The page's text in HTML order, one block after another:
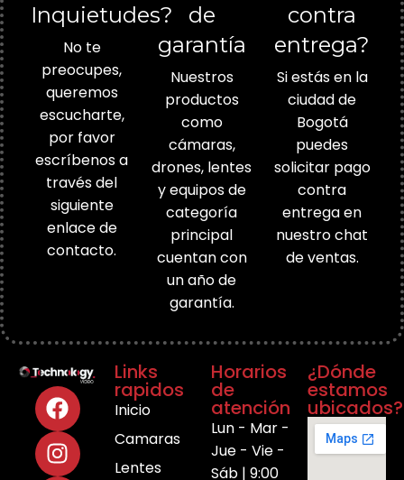
Inquietudes?
No te
preocupes,
queremos
escucharte,
por favor
escríbenos a
través del
siguiente
enlace de
contacto.
de
garantía
Nuestros
productos
como
cámaras,
drones, lentes
y equipos de
categoría
principal
cuentan con
un año de
garantía.
contra
entrega?
Si estás en la
ciudad de
Bogotá
puedes
solicitar pago
contra
entrega en
nuestro chat
de ventas.
Links
rapidos
Inicio
Camaras
Lentes
Horarios
de
atención
Lun - Mar -
Jue - Vie -
Sáb | 9:00
¿Dónde
estamos
ubicados?